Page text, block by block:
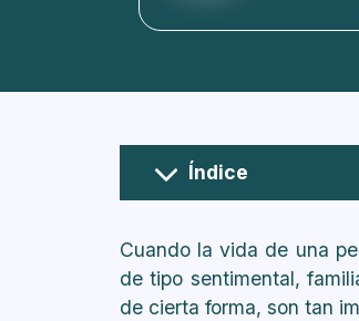
Índice
¿Cómo se
Cuando la vida de una
de tipo sentimental,
de cierta forma, son tan